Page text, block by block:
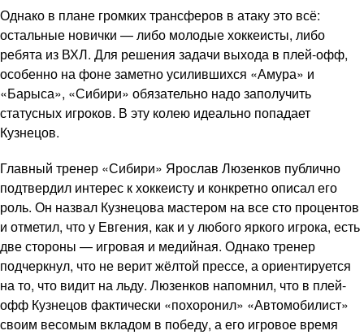
Однако в плане громких трансферов в атаку это всё:
остальные новички — либо молодые хоккеисты, либо
ребята из ВХЛ. Для решения задачи выхода в плей-офф,
особенно на фоне заметно усилившихся «Амура» и
«Барыса», «Сибири» обязательно надо заполучить
статусных игроков. В эту колею идеально попадает
Кузнецов.
Главный тренер «Сибири» Ярослав Люзенков публично
подтвердил интерес к хоккеисту и конкретно описал его
роль. Он назвал Кузнецова мастером на все сто процентов
и отметил, что у Евгения, как и у любого яркого игрока, есть
две стороны — игровая и медийная. Однако тренер
подчеркнул, что не верит жёлтой прессе, а ориентируется
на то, что видит на льду. Люзенков напомнил, что в плей-
офф Кузнецов фактически «похоронил» «Автомобилист»
своим весомым вкладом в победу, а его игровое время